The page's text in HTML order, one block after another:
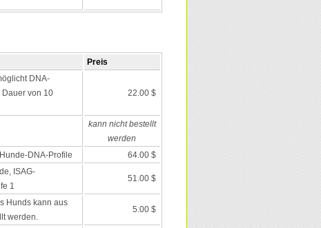
Preis
DNA-
von 10
22.00 $
kann nicht bestellt
werden
DNA-Profile 64.00 $
ISAG-
1
51.00 $
Hunds kann aus
werden.
5.00 $